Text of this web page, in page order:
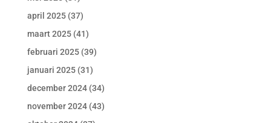
april 2025(37)
maart 2025(41)
februari 2025(39)
januari 2025(31)
december 2024(34)
november 2024(43)